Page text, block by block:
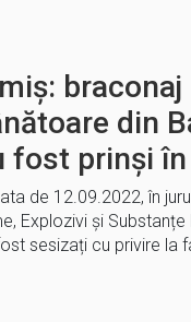
din
fost prinși
de 12.09.2022, în
Explozivi și
sesizați cu privire la